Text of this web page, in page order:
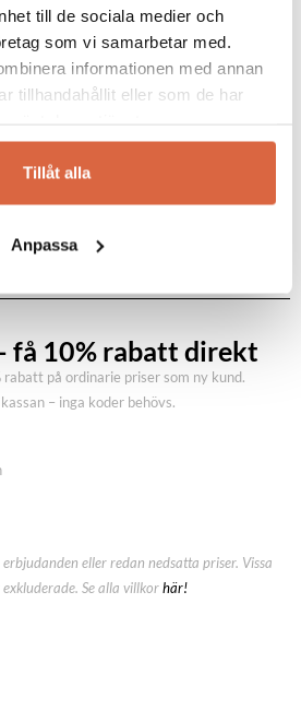
till de sociala medier och
som vi samarbetar med.
informationen med annan
tillhandahållit eller som de har
Tillåt alla
Anpassa
eller i våra butiker i
få 10% rabatt direkt
på ordinarie priser som ny kund.
– inga koder behövs.
eller redan nedsatta priser. Vissa
Se alla villkorhär!